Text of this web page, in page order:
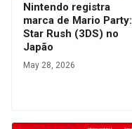
Nintendo registra
marca de Mario Party:
Star Rush (3DS) no
Japão
May 28, 2026